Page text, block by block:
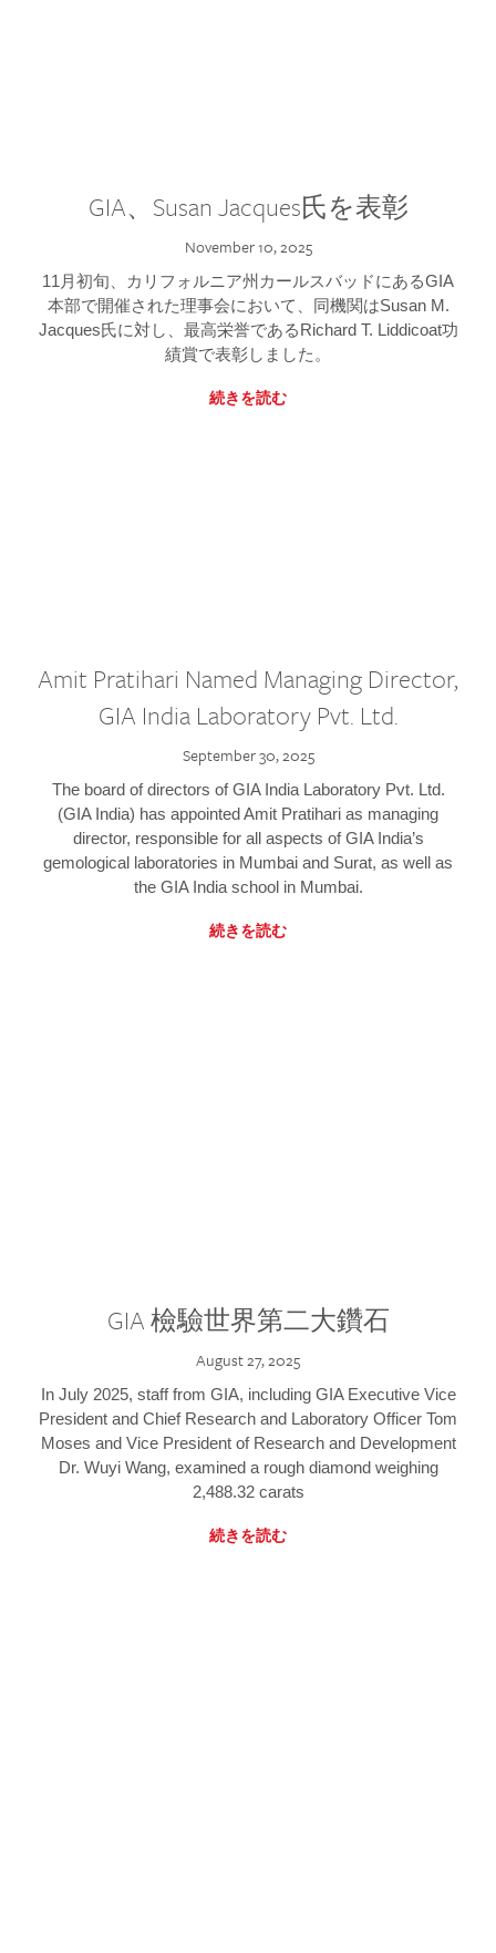
GIA、Susan Jacques氏を表彰
November 10, 2025
11月初旬、カリフォルニア州カールスバッドにあるGIA
本部で開催された理事会において、同機関はSusan M.
Jacques氏に対し、最高栄誉であるRichard T. Liddicoat功
績賞で表彰しました。
続きを読む
Amit Pratihari Named Managing Director,
GIA India Laboratory Pvt. Ltd.
September 30, 2025
The board of directors of GIA India Laboratory Pvt. Ltd.
(GIA India) has appointed Amit Pratihari as managing
director, responsible for all aspects of GIA India’s
gemological laboratories in Mumbai and Surat, as well as
the GIA India school in Mumbai.
続きを読む
GIA 檢驗世界第二大鑽石
August 27, 2025
In July 2025, staff from GIA, including GIA Executive Vice
President and Chief Research and Laboratory Officer Tom
Moses and Vice President of Research and Development
Dr. Wuyi Wang, examined a rough diamond weighing
2,488.32 carats
続きを読む